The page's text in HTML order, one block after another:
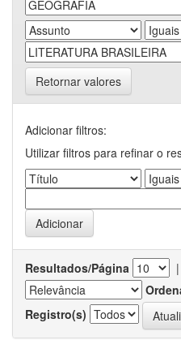
Retornar valores
Adicionar filtros:
Utilizar filtros para refinar o
Resultados/Página |
Registro(s)